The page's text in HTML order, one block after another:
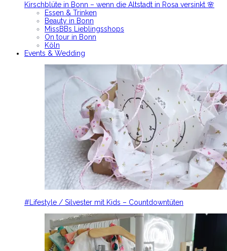
Kirschblüte in Bonn – wenn die Altstadt in Rosa versinkt 🌸
Essen & Trinken
Beauty in Bonn
MissBBs Lieblingsshops
On tour in Bonn
Köln
Events & Wedding
#Lifestyle / Silvester mit Kids – Countdowntüten